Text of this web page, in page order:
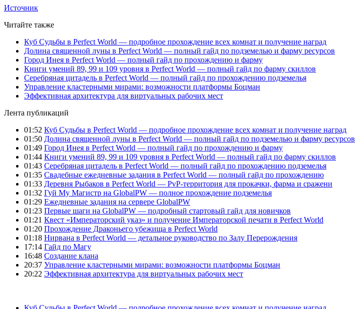
Источник
Читайте также
Куб Судьбы в Perfect World — подробное прохождение всех комнат и получение наград
Долина священной луны в Perfect World — полный гайд по подземелью и фарму ресурсов
Город Инея в Perfect World — полный гайд по прохождению и фарму
Книги умений 89, 99 и 109 уровня в Perfect World — полный гайд по фарму скиллов
Серебряная цитадель в Perfect World — полный гайд по прохождению подземелья
Управление кластерными мирами: возможности платформы Боцман
Эффективная архитектура для виртуальных рабочих мест
Лента публикаций
01:52 Куб Судьбы в Perfect World — подробное прохождение всех комнат и получение наград
01:50 Долина священной луны в Perfect World — полный гайд по подземелью и фарму ресурсов
01:49 Город Инея в Perfect World — полный гайд по прохождению и фарму
01:44 Книги умений 89, 99 и 109 уровня в Perfect World — полный гайд по фарму скиллов
01:43 Серебряная цитадель в Perfect World — полный гайд по прохождению подземелья
01:35 Свадебные ежедневные задания в Perfect World — полный гайд по прохождению
01:33 Деревня Рыбаков в Perfect World — PvP-территория для прокачки, фарма и сражени
01:32 Гуй Му Магистр на GlobalPW — полное прохождение подземелья
01:29 Ежедневные задания на сервере GlobalPW
01:23 Первые шаги на GlobalPW — подробный стартовый гайд для новичков
01:21 Квест «Императорский указ» и получение Императорской печати в Perfect World
01:20 Прохождение Драконьего убежища в Perfect World
01:18 Нирвана в Perfect World — детальное руководство по Залу Перерождения
17:14 Гайд по Магу
16:48 Создание клана
20:37 Управление кластерными мирами: возможности платформы Боцман
20:22 Эффективная архитектура для виртуальных рабочих мест